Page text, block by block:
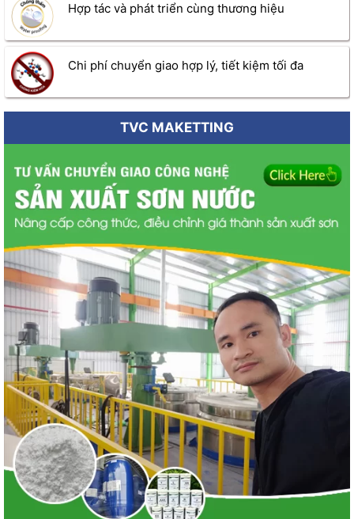
Địa chỉ :1508 , Tòa nhà Tabudec plaza 16 Phan Trọng Tuệ,
Thanh Trì, Hà Nội
Call :0943.188.318 – 0989.188.318 Mr Cương
Email :congnghesonnuocnano@gmail.com
https://congnghesonnuoc.com
⛔ Sơn chống thấm là gì ?
⭕ Công nghệ sơn chống thấm ?
✅ Cách chống thấm hiệu quả ?
⭐ Chống thấm đa năng ?
Hợp tác và phát triển cùng thương hiệu
Chi phí chuyển giao hợp lý, tiết kiệm tối đa
TVC MAKETTING